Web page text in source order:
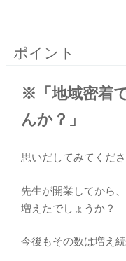
ポイント
※「地域密着
んか？」
思いだしてみてくださ
先生が開業してから
増えたでしょうか？
今後もその数は増え